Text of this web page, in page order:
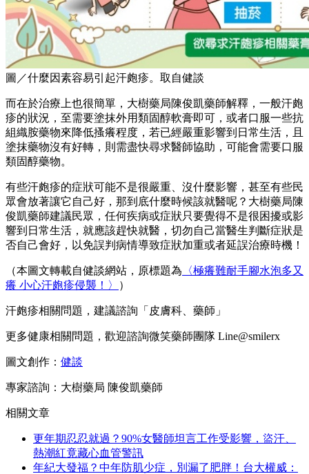
圖／什麼因素容易引起汗皰疹。取自健談
而在於治療上也很簡單，大樹藥局陳俊凱藥師解釋，一般汗皰
疹的狀況，至需要塗抹外用類固醇軟膏即可，或者口服一些抗
組織胺藥物來降低搔癢程度，若已經嚴重影響到日常生活，且
塗抹藥物沒有好轉，則需盡快尋求醫師協助，可能會需要口服
類固醇藥物。
有些汗皰疹的症狀可能不是很嚴重、沒什麼影響，甚至有些民
眾會放著讓它自己好，那到底什麼時候該就醫呢？大樹藥局陳
俊凱藥師建議民眾，任何疾病或症狀只要覺得不是很困擾或影
響到日常生活，就應該趕快就醫，切勿自己當醫生判斷症狀是
否自己會好，以免誤判病情導致症狀加重或者延誤治療時機！
（本圖文轉載自健談網站，原標題為 〈極癢難耐手腳水泡多又
癢 小心汗皰疹侵襲！〉
）
汗皰疹相關問題，建議諮詢「皮膚科、藥師」
更多健康相關問題，歡迎諮詢微笑藥師團隊 Line@smilerx
圖文創作： 健談
專家諮詢：大樹藥局 陳俊凱藥師
相關文章
更年期忍忍就過？90%女醫師坦言工作受影響，盜汗、
熱潮紅竟藏心血管警訊
年紀大發福？中年防肌少症，別漏了肥胖！台大權威：